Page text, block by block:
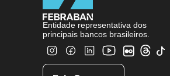
Entidade representativa dos
principais bancos brasileiros.